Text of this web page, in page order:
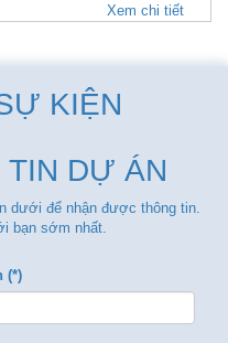
Xem chi tiết
KIỆN
TIN DỰ ÁN
dưới để nhận được thông tin.
bạn sớm nhất.
(*)